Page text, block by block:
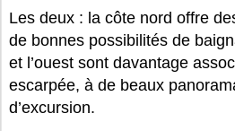
Les deux : la côte nord offre
de bonnes possibilités de
et l’ouest sont davantage
escarpée, à de beaux
d’excursion.